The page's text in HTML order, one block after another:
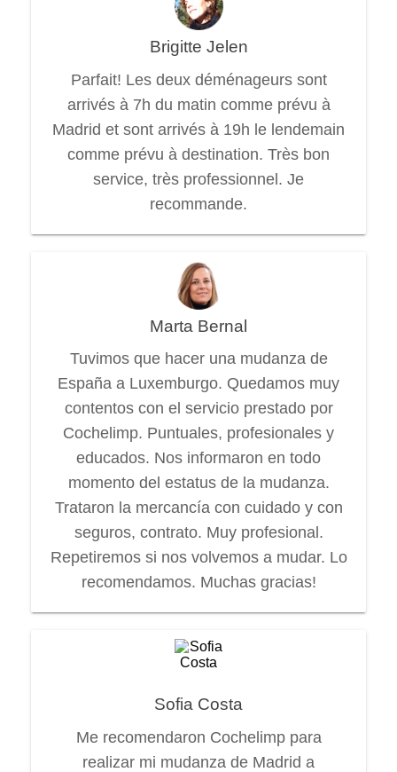
Brigitte Jelen
Parfait! Les deux déménageurs sont
arrivés à 7h du matin comme prévu à
Madrid et sont arrivés à 19h le lendemain
comme prévu à destination. Très bon
service, très professionnel. Je
recommande.
Marta Bernal
Tuvimos que hacer una mudanza de
España a Luxemburgo. Quedamos muy
contentos con el servicio prestado por
Cochelimp. Puntuales, profesionales y
educados. Nos informaron en todo
momento del estatus de la mudanza.
Trataron la mercancía con cuidado y con
seguros, contrato. Muy profesional.
Repetiremos si nos volvemos a mudar. Lo
recomendamos. Muchas gracias!
Sofia Costa
Me recomendaron Cochelimp para
realizar mi mudanza de Madrid a